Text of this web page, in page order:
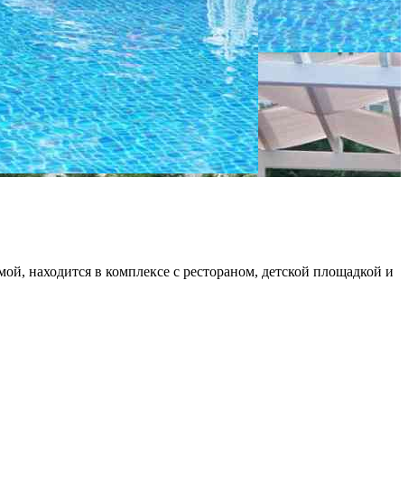
находится в комплексе с рестораном, детской площадкой и